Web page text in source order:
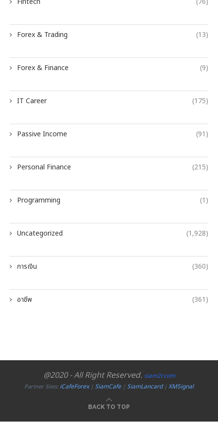
Forex & Trading (13)
Forex & Finance (9)
IT Career (175)
Passive Income (91)
Personal Finance (215)
Programming (1)
Uncategorized (1,928)
การเงิน (360)
อาชีพ (361)
@2020 - All Right Reserved. siam2r.com
Partner Sites:iCafeForex|SiamCafe|SiamLancard|XMSignal
BACK TO TOP